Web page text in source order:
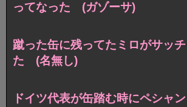
ってなった (ガゾーサ)
蹴った缶に残ってたミロがサッ
た (名無し)
ドイツ代表が缶踏む時にペシャ